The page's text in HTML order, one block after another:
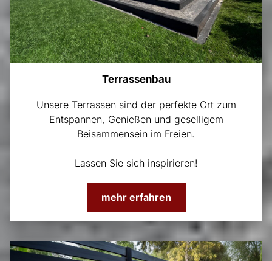
Terrassenbau
Unsere Terrassen sind der perfekte Ort zum
Entspannen, Genießen und geselligem
Beisammensein im Freien.
Lassen Sie sich inspirieren!
mehr erfahren